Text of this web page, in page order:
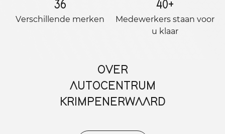
36
Verschillende merken
40+
Medewerkers staan ​​voor
u klaar
OVER
AUTOCENTRUM
KRIMPENERWAARD